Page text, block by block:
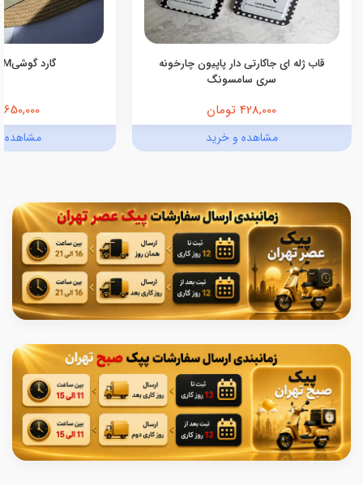
قاب ژله ای جاکارتی دار پاپیون چارخونه
سری سامسونگ
428,000 تومان
مشاهده و خرید
گارد گوشیmagic SAM
650,000 تومان
مشاهده